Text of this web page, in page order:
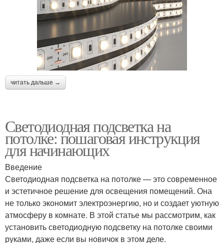
читать дальше →
Светодиодная подсветка на
потолке: пошаговая инструкция
для начинающих
Введение
Светодиодная подсветка на потолке — это современное
и эстетичное решение для освещения помещений. Она
не только экономит электроэнергию, но и создает уютную
атмосферу в комнате. В этой статье мы рассмотрим, как
установить светодиодную подсветку на потолке своими
руками, даже если вы новичок в этом деле.